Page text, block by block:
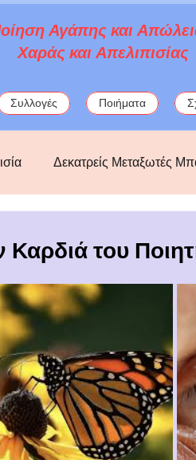
Αγάπης και
Χαράς και Απελιπισίας
Συλλογές Ποιήματα
Δεκατρείς Μεταξωτές
Σαπφώ
του